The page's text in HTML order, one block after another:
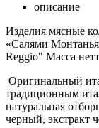
описание
Изделия мясные
«Салями
Reggio" Масса
Оригинальный
традиционным
натуральная
черный, экстракт